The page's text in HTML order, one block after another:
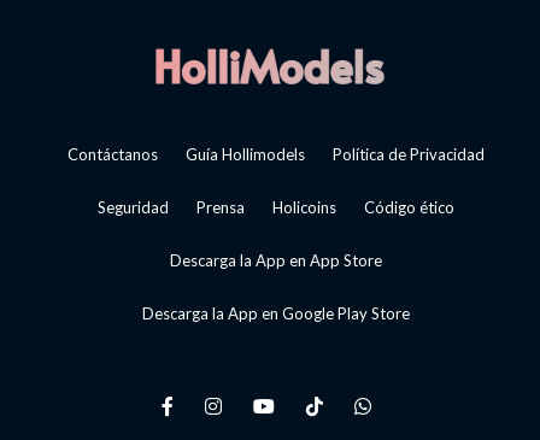
Contáctanos Guía Hollimodels Política de Privacidad
Seguridad Prensa Holicoins Código ético
Descarga la App en App Store
Descarga la App en Google Play Store